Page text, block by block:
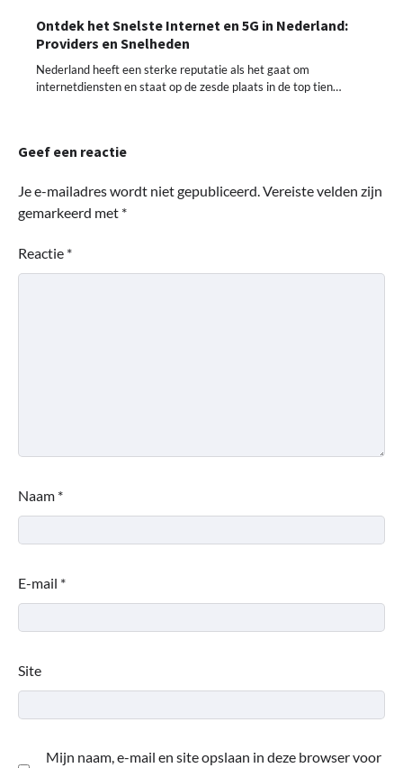
Ontdek het Snelste Internet en 5G in Nederland:
Providers en Snelheden
Nederland heeft een sterke reputatie als het gaat om
internetdiensten en staat op de zesde plaats in de top tien…
Geef een reactie
Je e-mailadres wordt niet gepubliceerd. Vereiste velden zijn
gemarkeerd met *
Reactie *
Naam *
E-mail *
Site
Mijn naam, e-mail en site opslaan in deze browser voor